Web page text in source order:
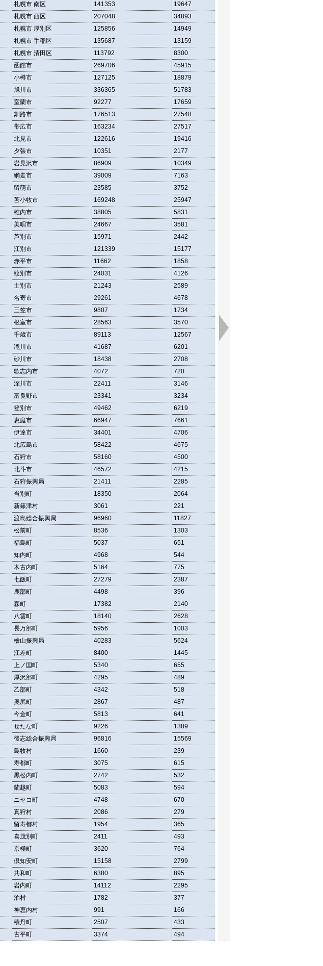
札幌市 南区 141353 19647
札幌市 西区 207048 34893
札幌市 厚別区 125856 14949
札幌市 手稲区 135687 13159
札幌市 清田区 113792 8300
函館市 269706 45915
小樽市 127125 18879
旭川市 336365 51783
室蘭市 92277 17659
釧路市 176513 27548
帯広市 163234 27517
北見市 122616 19416
夕張市 10351 2177
岩見沢市 86909 10349
網走市 39009 7163
留萌市 23585 3752
苫小牧市 169248 25947
稚内市 38805 5831
美唄市 24667 3581
芦別市 15971 2442
江別市 121339 15177
赤平市 11662 1858
紋別市 24031 4126
士別市 21243 2589
名寄市 29261 4678
三笠市 9807 1734
根室市 28563 3570
千歳市 89113 12567
滝川市 41687 6201
砂川市 18438 2708
歌志内市 4072 720
深川市 22411 3146
富良野市 23341 3234
登別市 49462 6219
恵庭市 66947 7661
伊達市 34401 4706
北広島市 58422 4675
石狩市 58160 4500
北斗市 46572 4215
石狩振興局 21411 2285
当別町 18350 2064
新篠津村 3061 221
渡島総合振興局 96960 11827
松前町 8536 1303
福島町 5037 651
知内町 4968 544
木古内町 5164 775
七飯町 27279 2387
鹿部町 4498 396
森町 17382 2140
八雲町 18140 2628
長万部町 5956 1003
檜山振興局 40283 5624
江差町 8400 1445
上ノ国町 5340 655
厚沢部町 4295 489
乙部町 4342 518
奥尻町 2867 487
今金町 5813 641
せたな町 9226 1389
後志総合振興局 96816 15569
島牧村 1660 239
寿都町 3075 615
黒松内町 2742 532
蘭越町 5083 594
ニセコ町 4748 670
真狩村 2086 279
留寿都村 1954 365
喜茂別町 2411 493
京極町 3620 764
倶知安町 15158 2799
共和町 6380 895
岩内町 14112 2295
泊村 1782 377
神恵内村 991 166
積丹町 2507 433
古平町 3374 494